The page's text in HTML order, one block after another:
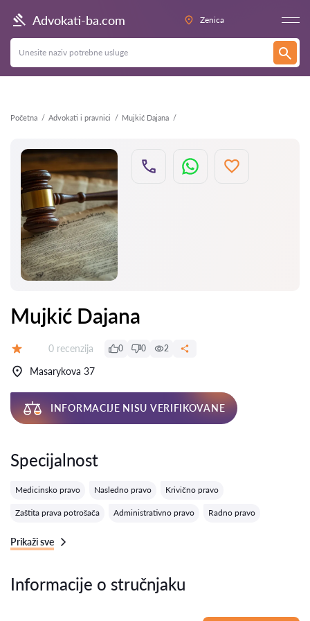
Advokati-ba.com Zenica
Početna Advokati i pravnici Mujkić Dajana
Nazad
Mujkić Dajana
Recenzija:
0 recenzija 0 0 2
Masarykova 37
INFORMACIJE NISU VERIFIKOVANE
Specijalnost
Medicinsko pravo Nasledno pravo Krivično pravo
Zaštita prava potrošača Administrativno pravo Radno pravo
Prikaži sve
Informacije o stručnjaku